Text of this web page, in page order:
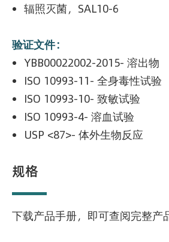
辐照灭菌，SAL10-6
验证文件：
YBB00022002-2015- 溶出物
ISO 10993-11- 全身毒性试验
ISO 10993-10- 致敏试验
ISO 10993-4- 溶血试验
USP <87>- 体外生物反应
规格
下载产品手册，即可查阅完整产